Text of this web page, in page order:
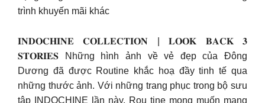
trình khuyến mãi khác​
𝐈𝐍𝐃𝐎𝐂𝐇𝐈𝐍𝐄 𝐂𝐎𝐋𝐋𝐄𝐂𝐓𝐈𝐎𝐍 | 𝐋𝐎𝐎𝐊 𝐁𝐀𝐂𝐊 𝟑
𝐒𝐓𝐎𝐑𝐈𝐄𝐒​ Những hình ảnh về vẻ đẹp của Đông
Dương đã được Routine khắc hoạ đầy tinh tế qua
những thước ảnh. Với những trang phục trong bộ sưu
tập INDOCHINE lần này, Rou tine mong muốn mang